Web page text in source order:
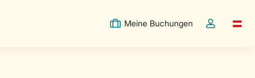
Meine Buchungen
Dropdown-